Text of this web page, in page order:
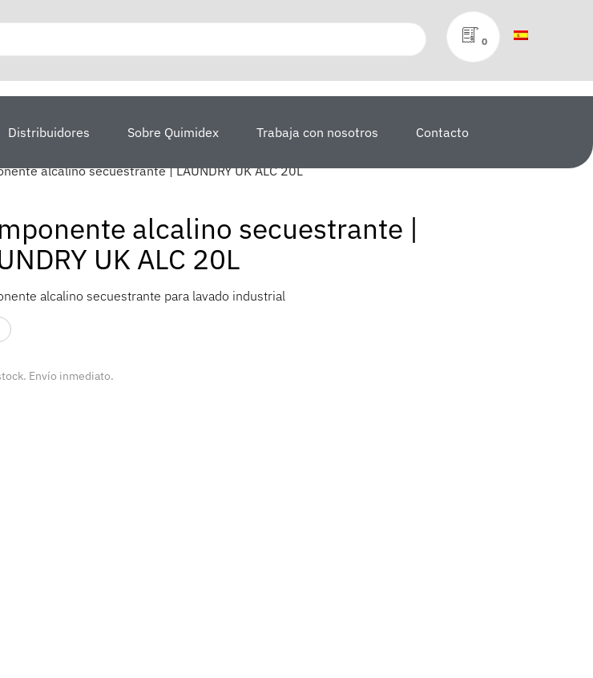
0
Distribuidores Sobre Quimidex Trabaja con nosotros Contacto
alcalino secuestrante | LAUNDRY UK ALC 20L
alcalino secuestrante |
UK ALC 20L
alcalino secuestrante para lavado industrial
Envío inmediato.